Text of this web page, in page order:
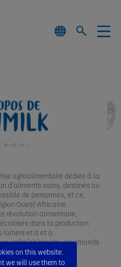
agroalimentaire dédiée à la
d’aliments sains, destinés au
de personnes, et ce,
Ouest-Africaine.
révolution alimentaire,
dans la production
laitiers et à et à
rafraîchissants, gourmands
on this website.
we will use them to